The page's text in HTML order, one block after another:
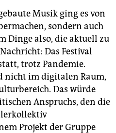
Musik ging es von
sondern auch
Dinge also, die aktuell zu
Das Festival
trotz Pandemie.
nicht im digitalen Raum,
Das würde
Anspruchs, den die
Projekt der Gruppe